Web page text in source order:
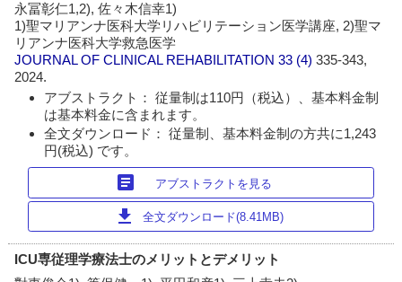
永冨彰仁1,2), 佐々木信幸1)
1)聖マリアンナ医科大学リハビリテーション医学講座, 2)聖マ
リアンナ医科大学救急医学
JOURNAL OF CLINICAL REHABILITATION 33 (4)335-343,
2024.
アブストラクト： 従量制は110円（税込）、基本料金制
は基本料金に含まれます。
全文ダウンロード： 従量制、基本料金制の方共に1,243
円(税込) です。
article アブストラクトを見る
download 全文ダウンロード(8.41MB)
ICU専従理学療法士のメリットとデメリット